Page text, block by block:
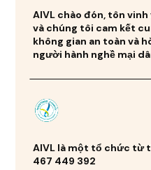
AIVL chào đón, tôn
và chúng tôi cam kết
không gian an toàn và
người hành nghề mại
AIVL là một tổ chức từ
467 449 392